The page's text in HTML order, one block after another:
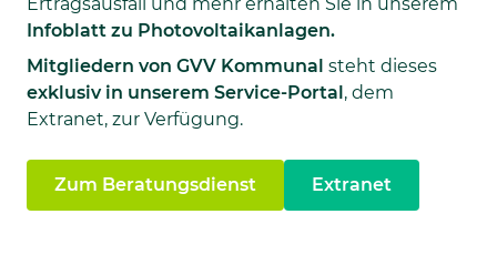
Infoblatt zu Photovoltaikanlagen.
Mitgliedern von GVV Kommunal steht dieses
exklusiv in unserem Service-Portal, dem
Extranet, zur Verfügung.
Zum Beratungsdienst Extranet